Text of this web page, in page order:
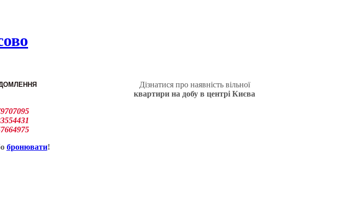
Дізнатися про наявність вільної
квартири на добу в центрі Києва
бронювати!